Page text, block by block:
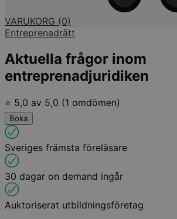
VARUKORG (0)
Entreprenadrätt
Aktuella frågor inom
entreprenadjuridiken
⭐ 5,0 av 5,0 (1 omdömen)
Boka
Sveriges främsta föreläsare
30 dagar on demand ingår
Auktoriserat utbildningsföretag